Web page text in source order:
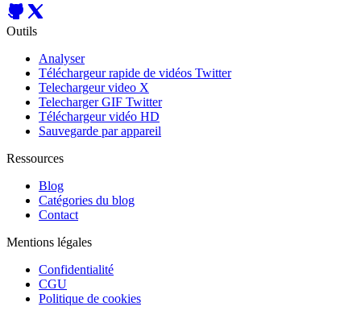
Outils
Analyser
Téléchargeur rapide de vidéos Twitter
Telechargeur video X
Telecharger GIF Twitter
Téléchargeur vidéo HD
Sauvegarde par appareil
Ressources
Blog
Catégories du blog
Contact
Mentions légales
Confidentialité
CGU
Politique de cookies